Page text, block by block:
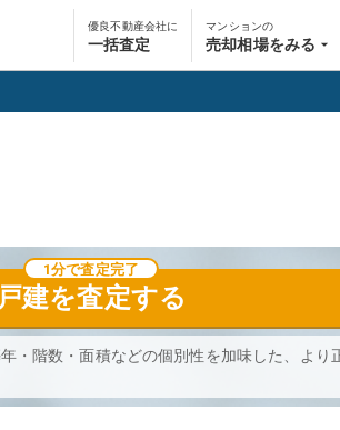
優良不動産会社に
一括査定
マンションの
売却相場をみる
戸建を査定する
1分で査定完了
・階数・面積などの個別性を加味した、より